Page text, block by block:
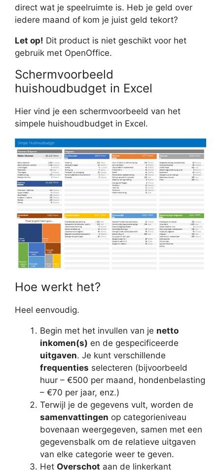
direct wat je speelruimte is. Heb je geld over
iedere maand of kom je juist geld tekort?
Let op! Dit product is niet geschikt voor het
gebruik met OpenOffice.
Schermvoorbeeld
huishoudbudget in Excel
Hier vind je een schermvoorbeeld van het
simpele huishoudbudget in Excel.
Hoe werkt het?
Heel eenvoudig.
Begin met het invullen van je netto
inkomen(s) en de gespecificeerde
uitgaven. Je kunt verschillende
frequenties selecteren (bijvoorbeeld
huur – €500 per maand, hondenbelasting
– €70 per jaar, enz.)
Terwijl je de gegevens vult, worden de
samenvattingen op categorieniveau
bovenaan weergegeven, samen met een
gegevensbalk om de relatieve uitgaven
van elke categorie weer te geven.
Het Overschot aan de linkerkant